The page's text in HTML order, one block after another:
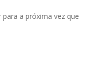
a próxima vez que